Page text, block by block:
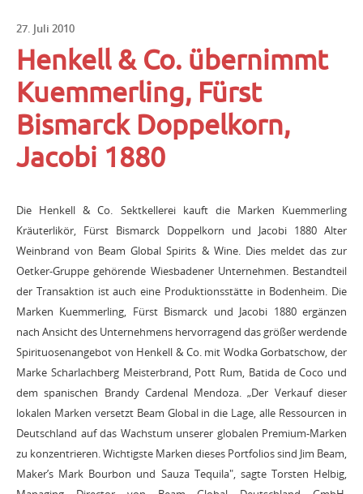
27. Juli 2010
Henkell & Co. übernimmt
Kuemmerling, Fürst
Bismarck Doppelkorn,
Jacobi 1880
Die Henkell & Co. Sektkellerei kauft die Marken Kuemmerling
Kräuterlikör, Fürst Bismarck Doppelkorn und Jacobi 1880 Alter
Weinbrand von Beam Global Spirits & Wine. Dies meldet das zur
Oetker-Gruppe gehörende Wiesbadener Unternehmen. Bestandteil
der Transaktion ist auch eine Produktionsstätte in Bodenheim. Die
Marken Kuemmerling, Fürst Bismarck und Jacobi 1880 ergänzen
nach Ansicht des Unternehmens hervorragend das größer werdende
Spirituosenangebot von Henkell & Co. mit Wodka Gorbatschow, der
Marke Scharlachberg Meisterbrand, Pott Rum, Batida de Coco und
dem spanischen Brandy Cardenal Mendoza. „Der Verkauf dieser
lokalen Marken versetzt Beam Global in die Lage, alle Ressourcen in
Deutschland auf das Wachstum unserer globalen Premium-Marken
zu konzentrieren. Wichtigste Marken dieses Portfolios sind Jim Beam,
Maker’s Mark Bourbon und Sauza Tequila", sagte Torsten Helbig,